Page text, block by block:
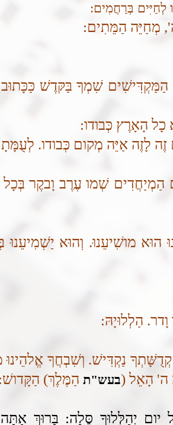
לְחַיִּים בְּרַחֲמִים:
מְחַיֵּה הַמֵּתִים:
הַמַּקְדִּישִׁים שִׁמְךָ בַּקּדֶשׁ כַּכָּתוּב
הָאָרֶץ כְּבודו:
לָזֶה אַיֵּה מְקום כְּבודו.
הַמְיַחֲדִים שְׁמו עֶרֶב וָבקֶר
הוּא מושִׁיעֵנוּ. וְהוּא
הַלְלוּיָהּ:
קְדֻשָּׁתְךָ נַקְדִּישׁ. וְשִׁבְחֲךָ
ה' הָאֵל (בעש"ת הַמֶּלֶךְ) הַקָּדושׁ:
יום יְהַלְּלוּךָ סֶּלָה: בָּרוּךְ